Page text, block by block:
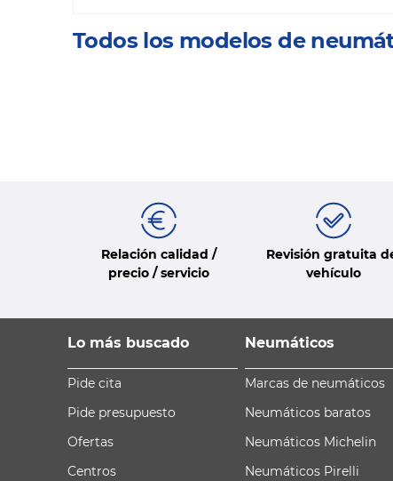
Todos los modelos de
Relación calidad /
precio / servicio
Revisión gratuita
vehículo
Lo más buscado
Pide cita
Pide presupuesto
Ofertas
Centros
Neumáticos
Marcas de neumáticos
Neumáticos baratos
Neumáticos Michelin
Neumáticos Pirelli